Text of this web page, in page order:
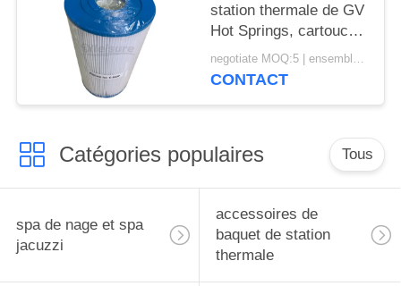
station thermale de GV
Hot Springs, cartouche
filtrante d'eau Unicel C-
6430
negotiate MOQ:5 | ensemble 100
CONTACT
Catégories populaires Tous
spa de nage et spa
jacuzzi
accessoires de
baquet de station
thermale